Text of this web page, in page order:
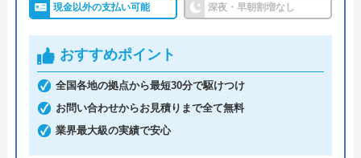
ピッピピッピ
2 か月前
口コミが遅くなってしまいましたが、大変お
世話になりました。 丁寧かつ親切でわかり
明瞭会計であるため、工事前の見積もり金額から増
5,800円～から対応してくれます。
支払い方法は現金以外にも銀行振込・クレジットカ
ード・コンビニ決済から選べるため緊急トラブル時
でも安心です。
現金以外の支払い可能 深夜・早朝割増なし
おすすめポイント
全国各地の拠点から最短30分で駆けつけ
お問い合わせからお見積りまで全て無料
業界最大級の実績で安心